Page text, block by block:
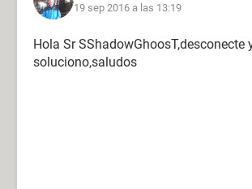
19 sep 2016 a las 13:19
Hola Sr
soluciono,saludos